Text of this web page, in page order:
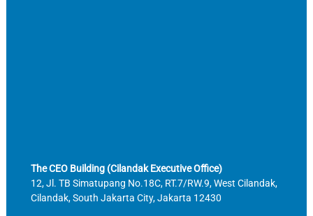
The CEO Building (Cilandak Executive Office)
12, Jl. TB Simatupang No.18C, RT.7/RW.9, West Cilandak,
Cilandak, South Jakarta City, Jakarta 12430